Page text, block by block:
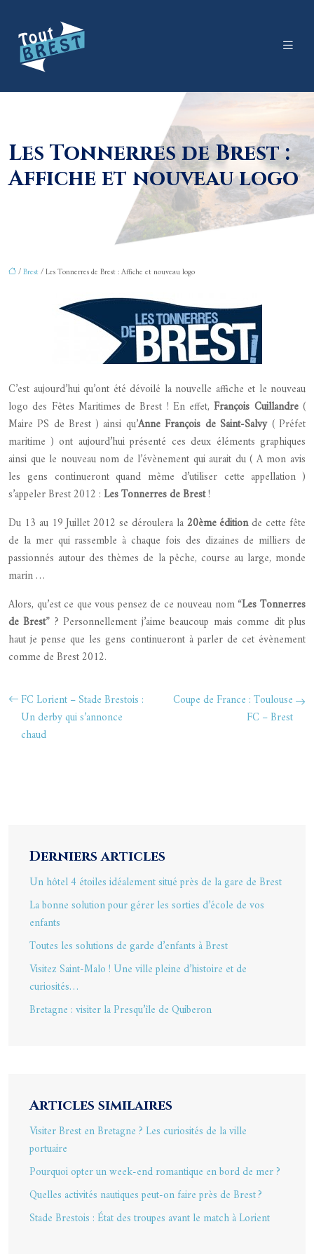
Les Tonnerres de Brest :
Affiche et nouveau logo
/Brest/ Les Tonnerres de Brest : Affiche et nouveau logo
C’est aujourd’hui qu’ont été dévoilé la nouvelle affiche et le nouveau
logo des Fêtes Maritimes de Brest ! En effet,François Cuillandre(
Maire PS de Brest ) ainsi qu’Anne François de Saint-Salvy( Préfet
maritime ) ont aujourd’hui présenté ces deux éléments graphiques
ainsi que le nouveau nom de l’évènement qui aurait du ( A mon avis
les gens continueront quand même d’utiliser cette appellation )
s’appeler Brest 2012 :Les Tonnerres de Brest!
Du 13 au 19 Juillet 2012 se déroulera la20ème éditionde cette fête
de la mer qui rassemble à chaque fois des dizaines de milliers de
passionnés autour des thèmes de la pêche, course au large, monde
marin …
Alors, qu’est ce que vous pensez de ce nouveau nom “Les Tonnerres
de Brest” ? Personnellement j’aime beaucoup mais comme dit plus
haut je pense que les gens continueront à parler de cet évènement
comme de Brest 2012.
FC Lorient – Stade Brestois :
Un derby qui s’annonce
chaud
Coupe de France : Toulouse
FC – Brest
Derniers articles
Un hôtel 4 étoiles idéalement situé près de la gare de Brest
La bonne solution pour gérer les sorties d’école de vos
enfants
Toutes les solutions de garde d’enfants à Brest
Visitez Saint-Malo ! Une ville pleine d’histoire et de
curiosités…
Bretagne : visiter la Presqu’île de Quiberon
Articles similaires
Visiter Brest en Bretagne ? Les curiosités de la ville
portuaire
Pourquoi opter un week-end romantique en bord de mer ?
Quelles activités nautiques peut-on faire près de Brest ?
Stade Brestois : État des troupes avant le match à Lorient